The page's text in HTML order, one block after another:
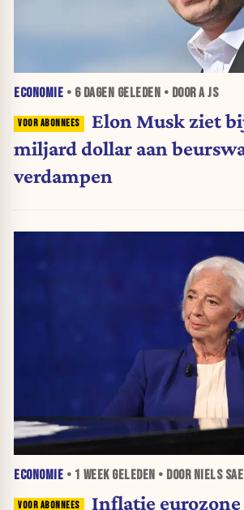
ECONOMIE • 6 DAGEN GELEDEN • DOOR A JS
Elon Musk ziet
miljard dollar aan
verdampen
ECONOMIE • 1 WEEKGELEDEN • DOOR NIELS
Inflatie eurozone